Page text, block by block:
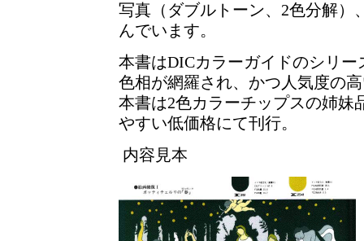
写真（ダブルトーン、2色分解）
んでいます。
本書はDICカラーガイドのシリ
色相が網羅され、かつ人気度の
本書は2色カラーチップスの姉妹
やすい低価格にて刊行。
内容見本